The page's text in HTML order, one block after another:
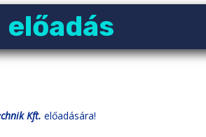
Kft. előadására!